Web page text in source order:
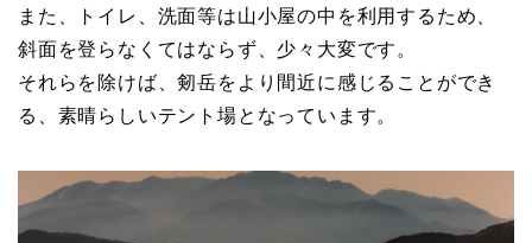
また、トイレ、洗面等は山小屋の中を利用するため、
斜面を登らなくてはならず、少々大変です。
それらを除けば、剱岳をより間近に感じることができ
る、素晴らしいテント場となっています。